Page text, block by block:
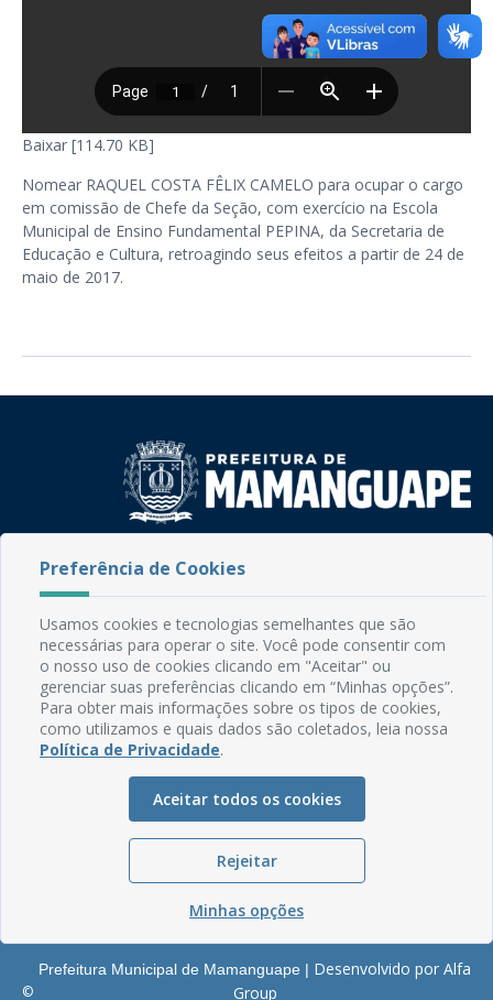
Baixar [114.70 KB]
Nomear RAQUEL COSTA FÊLIX CAMELO para ocupar o cargo
em comissão de Chefe da Seção, com exercício na Escola
Municipal de Ensino Fundamental PEPINA, da Secretaria de
Educação e Cultura, retroagindo seus efeitos a partir de 24 de
maio de 2017.
Rua do Imperador, 78, Centro
Email: comunicacao@mamanguape.pb.gov.br
Expediente: Segunda à Sexta, das 08h às 13h
Mapa do Site
Perguntas frequentes
Glossário
Serviços Internos
©
Prefeitura Municipal de Mamanguape | Desenvolvido por Alfa
Group
Preferência de Cookies
Usamos cookies e tecnologias semelhantes que são
necessárias para operar o site. Você pode consentir com
o nosso uso de cookies clicando em "Aceitar" ou
gerenciar suas preferências clicando em “Minhas opções”.
Para obter mais informações sobre os tipos de cookies,
como utilizamos e quais dados são coletados, leia nossa
Política de Privacidade.
Aceitar todos os cookies
Rejeitar
Minhas opções